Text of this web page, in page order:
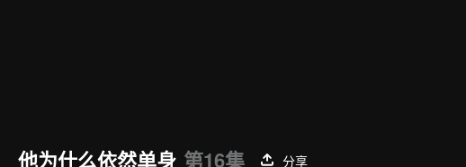
他为什么依然单身 第16集
分享